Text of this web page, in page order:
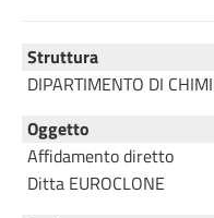
Struttura
DIPARTIMENTO DI
Oggetto
Affidamento diretto
Ditta EUROCLONE